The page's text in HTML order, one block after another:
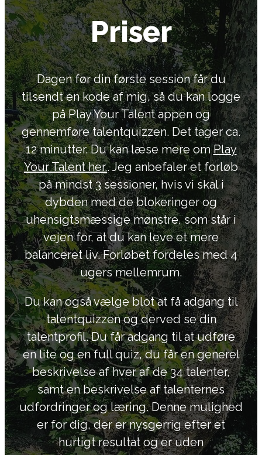
Priser
Dagen før din første session får du
tilsendt en kode af mig, så du kan logge
på Play Your Talent appen og
gennemføre talentquizzen. Det tager ca.
12 minutter. Du kan læse mere omPlay
Your Talent her.. Jeg anbefaler et forløb
på mindst 3 sessioner, hvis vi skal i
dybden med de blokeringer og
uhensigtsmæssige mønstre, som står i
vejen for, at du kan leve et mere
balanceret liv. Forløbet fordeles med 4
ugers mellemrum.
Du kan også vælge blot at få adgang til
talentquizzen og derved se din
talentprofil. Du får adgang til at udføre
en lite og en full quiz, du får en generel
beskrivelse af hver af de 34 talenter,
samt en beskrivelse af talenternes
udfordringer og læring. Denne mulighed
er for dig, der er nysgerrig efter et
hurtigt resultat og er uden